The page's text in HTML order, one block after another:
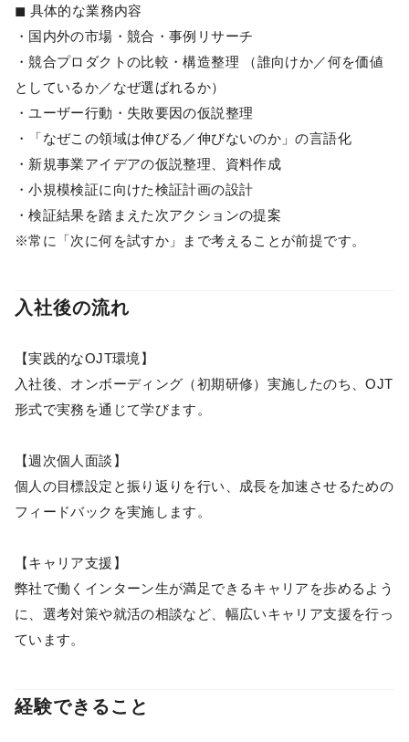
◼︎ 具体的な業務内容
・国内外の市場・競合・事例リサーチ
・競合プロダクトの比較・構造整理 （誰向けか／何を価値
としているか／なぜ選ばれるか）
・ユーザー行動・失敗要因の仮説整理
・「なぜこの領域は伸びる／伸びないのか」の言語化
・新規事業アイデアの仮説整理、資料作成
・小規模検証に向けた検証計画の設計
・検証結果を踏まえた次アクションの提案
※常に「次に何を試すか」まで考えることが前提です。
入社後の流れ
【実践的なOJT環境】
入社後、オンボーディング（初期研修）実施したのち、OJT
形式で実務を通じて学びます。
【週次個人面談】
個人の目標設定と振り返りを行い、成長を加速させるための
フィードバックを実施します。
【キャリア支援】
弊社で働くインターン生が満足できるキャリアを歩めるよう
に、選考対策や就活の相談など、幅広いキャリア支援を行っ
ています。
経験できること